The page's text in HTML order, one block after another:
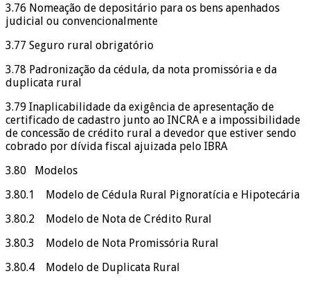
3.76 Nomeação de depositário para os bens apenhados
judicial ou convencionalmente
3.77 Seguro rural obrigatório
3.78 Padronização da cédula, da nota promissória e da
duplicata rural
3.79 Inaplicabilidade da exigência de apresentação de
certificado de cadastro junto ao INCRA e a impossibilidade
de concessão de crédito rural a devedor que estiver sendo
cobrado por dívida fiscal ajuizada pelo IBRA
3.80 Modelos
3.80.1 Modelo de Cédula Rural Pignoratícia e Hipotecária
3.80.2 Modelo de Nota de Crédito Rural
3.80.3 Modelo de Nota Promissória Rural
3.80.4 Modelo de Duplicata Rural